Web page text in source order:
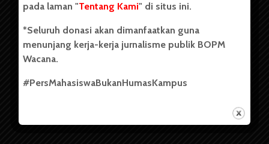
pada laman "Tentang Kami" di situs ini.
*Seluruh donasi akan dimanfaatkan guna
menunjang kerja-kerja jurnalisme publik BOPM
Wacana.
#PersMahasiswaBukanHumasKampus